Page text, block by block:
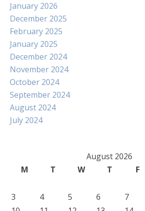
January 2026
December 2025
February 2025
January 2025
December 2024
November 2024
October 2024
September 2024
August 2024
July 2024
August 2026
M
T W T F
3
4 5 6 7